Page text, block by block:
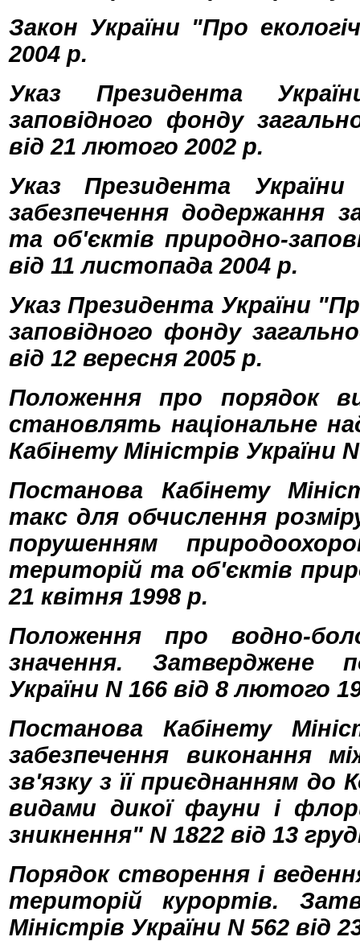
Закон України "Про
2004 р.
Указ Президента
заповідного фонду
від 21 лютого 2002 р.
Указ Президента
забезпечення додержання
та об'єктів природно-
від 11 листопада 2004 р.
Указ Президента України
заповідного фонду
від 12 вересня 2005 р.
Положення про порядок
становлять національне
Кабінету Міністрів України
Постанова Кабінету
такс для обчислення
порушенням
територій та об'єктів
21 квітня 1998 р.
Положення про водно-
значення. Затверджене
України N 166 від 8 лютого
Постанова Кабінету
забезпечення виконання
зв'язку з її приєднанням до
видами дикої фауни і
зникнення" N 1822 від 13
Порядок створення і
територій курортів.
Міністрів України N 562 від